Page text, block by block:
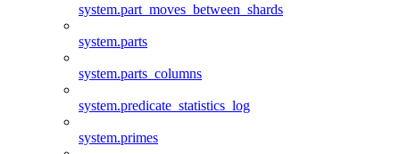
system.part_moves_between_shards
system.parts
system.parts_columns
system.predicate_statistics_log
system.primes